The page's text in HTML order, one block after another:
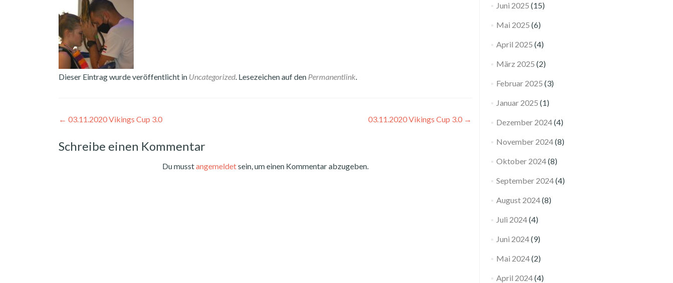
Dieser Eintrag wurde veröffentlicht in Uncategorized. Lesezeichen auf den Permanentlink.
Beitragsnavigation
← 03.11.2020 Vikings Cup 3.0 03.11.2020 Vikings Cup 3.0 →
Schreibe einen Kommentar
Du musstangemeldetsein, um einen Kommentar abzugeben.
Juni 2025 (15)
Mai 2025 (6)
April 2025 (4)
März 2025 (2)
Februar 2025 (3)
Januar 2025 (1)
Dezember 2024(4)
November 2024(8)
Oktober 2024(8)
September 2024(4)
August 2024(8)
Juli 2024(4)
Juni 2024(9)
Mai 2024(2)
April 2024(4)